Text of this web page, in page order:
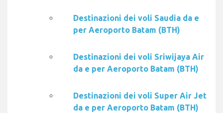
Destinazioni dei voli Saudia da e
per Aeroporto Batam (BTH)
Destinazioni dei voli Sriwijaya Air
da e per Aeroporto Batam (BTH)
Destinazioni dei voli Super Air Jet
da e per Aeroporto Batam (BTH)